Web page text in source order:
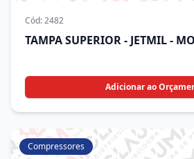
Cód:2482
TAMPA SUPERIOR - JETMIL -
Adicionar ao
Compressores